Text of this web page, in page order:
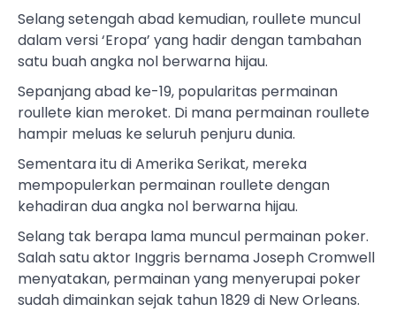
Selang setengah abad kemudian, roullete muncul
dalam versi ‘Eropa’ yang hadir dengan tambahan
satu buah angka nol berwarna hijau.
Sepanjang abad ke-19, popularitas permainan
roullete kian meroket. Di mana permainan roullete
hampir meluas ke seluruh penjuru dunia.
Sementara itu di Amerika Serikat, mereka
mempopulerkan permainan roullete dengan
kehadiran dua angka nol berwarna hijau.
Selang tak berapa lama muncul permainan poker.
Salah satu aktor Inggris bernama Joseph Cromwell
menyatakan, permainan yang menyerupai poker
sudah dimainkan sejak tahun 1829 di New Orleans.